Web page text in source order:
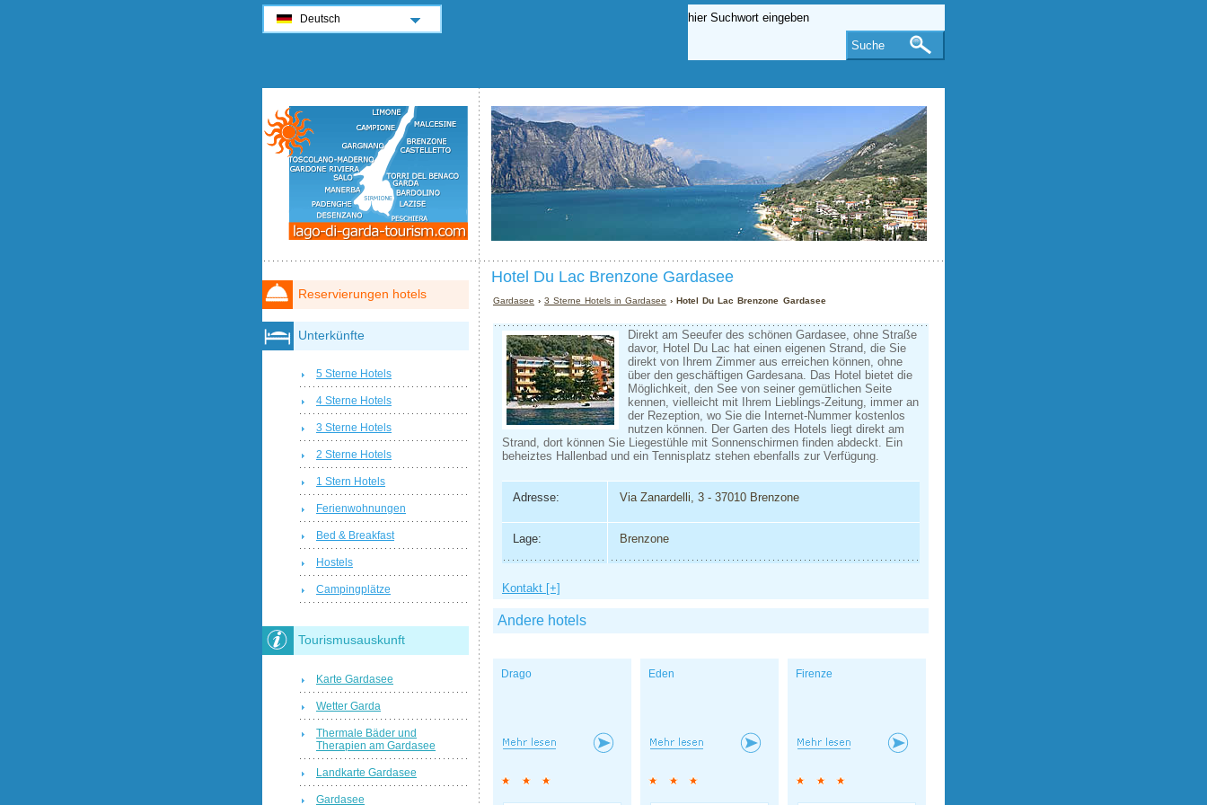
Hotel Du Lac Brenzone Gardasee
Gardasee ›3 Sterne Hotels in Gardasee › Hotel Du Lac Brenzone Gardasee
Direkt am Seeufer des schönen Gardasee, ohne Straße
davor, Hotel Du Lac hat einen eigenen Strand, die Sie
direkt von Ihrem Zimmer aus erreichen können, ohne
über den geschäftigen Gardesana. Das Hotel bietet die
Möglichkeit, den See von seiner gemütlichen Seite
kennen, vielleicht mit Ihrem Lieblings-Zeitung, immer an
der Rezeption, wo Sie die Internet-Nummer kostenlos
nutzen können. Der Garten des Hotels liegt direkt am
Strand, dort können Sie Liegestühle mit Sonnenschirmen finden abdeckt. Ein
beheiztes Hallenbad und ein Tennisplatz stehen ebenfalls zur Verfügung.
Adresse: Via Zanardelli, 3 - 37010 Brenzone
Lage: Brenzone
Kontakt [+]
Andere hotels
Drago Eden Firenze
Reservierungen hotels
Unterkünfte
5 Sterne Hotels
4 Sterne Hotels
3 Sterne Hotels
2 Sterne Hotels
1 Stern Hotels
Ferienwohnungen
Bed & Breakfast
Hostels
Campingplätze
Tourismusauskunft
Karte Gardasee
Wetter Garda
Thermale Bäder und
Therapien am Gardasee
Landkarte Gardasee
Gardasee
Deutsch
Suche